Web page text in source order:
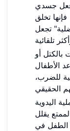
فعل جسدي
تخلق
تجعل
بالكتل أو
الأطفال
للضرب،
اليدوية
يقلل
الطفل في